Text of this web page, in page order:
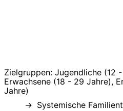
Zielgruppen: Jugendliche (12
Erwachsene (18 - 29 Jahre),
Jahre)
Systemische